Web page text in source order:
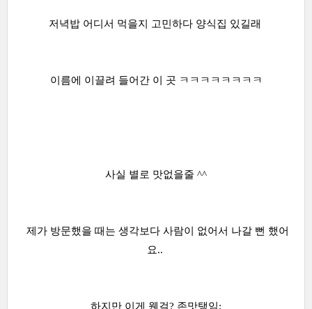
저녁밥 어디서 먹을지 고민하다 양식집 있길래
이름에 이끌려 들어간 이 곳 ㅋㅋㅋㅋㅋㅋㅋㅋ
사실 별로 맛없을줄 ^^
제가 방문했을 때는 생각보다 사람이 없어서 나갈 뻔 했어
요..
하지만 이게 웬걸? 존맛탱임;